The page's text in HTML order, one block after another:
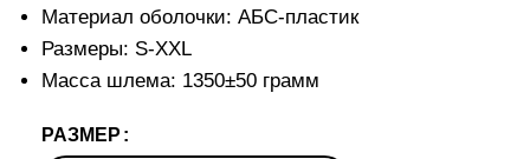
Материал оболочки: АБС-пластик
Размеры: S-XXL
Масса шлема: 1350±50 грамм
РАЗМЕР